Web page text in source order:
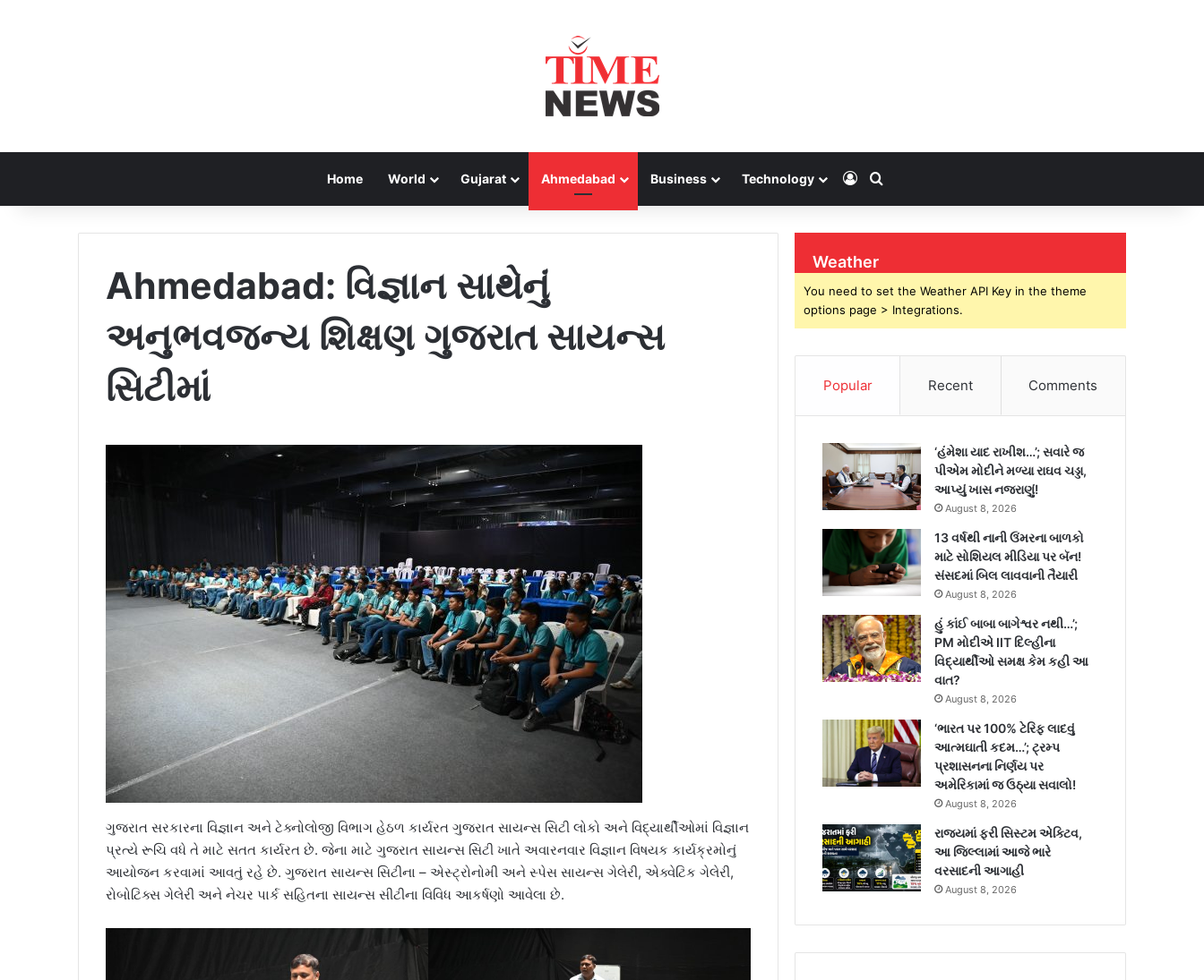
Home World Gujarat Ahmedabad Business Technology Log In
Ahmedabad: વિજ્ઞાન સાથેનું
અનુભવજન્ય શિક્ષણ ગુજરાત સાયન્સ
સિટીમાં
ગુજરાત સરકારના વિજ્ઞાન અને ટેક્નોલોજી વિભાગ હેઠળ કાર્યરત ગુજરાત સાયન્સ સિટી લોકો અને વિદ્યાર્થીઓમાં વિજ્ઞાન
પ્રત્યે રૂચિ વધે તે માટે સતત કાર્યરત છે. જેના માટે ગુજરાત સાયન્સ સિટી ખાતે અવારનવાર વિજ્ઞાન વિષયક કાર્યક્રમોનું
આયોજન કરવામાં આવતું રહે છે. ગુજરાત સાયન્સ સિટીના – એસ્ટ્રોનોમી અને સ્પેસ સાયન્સ ગેલેરી, એક્વેટિક ગેલેરી,
રોબોટિક્સ ગેલેરી અને નેચર પાર્ક સહિતના સાયન્સ સીટીના વિવિધ આકર્ષણો આવેલા છે.
Weather
You need to set the Weather API Key in the theme
options page > Integrations.
Popular Recent Comments
‘હંમેશા યાદ રાખીશ…’; સવારે જ
પીએમ મોદીને મળ્યા રાઘવ ચડ્ડા,
આપ્યું ખાસ નજરાણું!
August 8, 2026
13 વર્ષથી નાની ઉંમરના બાળકો
માટે સોશિયલ મીડિયા પર બૅન!
સંસદમાં બિલ લાવવાની તૈયારી
August 8, 2026
હું કાંઈ બાબા બાગેશ્વર નથી…’;
PM મોદીએ IIT દિલ્હીના
વિદ્યાર્થીઓ સમક્ષ કેમ કહી આ
વાત?
August 8, 2026
‘ભારત પર 100% ટેરિફ લાદવું
આત્મઘાતી કદમ…’; ટ્રમ્પ
પ્રશાસનના નિર્ણય પર
અમેરિકામાં જ ઉઠ્યા સવાલો!
August 8, 2026
રાજ્યમાં ફરી સિસ્ટમ એક્ટિવ,
આ જિલ્લામાં આજે ભારે
વરસાદની આગાહી
August 8, 2026